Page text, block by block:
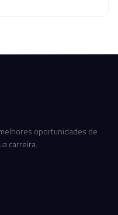
oportunidades de
carreira.